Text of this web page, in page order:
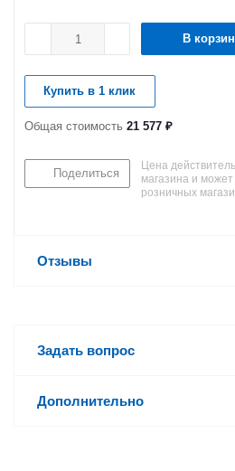
В
Купить в 1 клик
Общая стоимость 21 577 ₽
Поделиться
Цена
магазина и
розничных
Отзывы
Задать вопрос
Дополнительно